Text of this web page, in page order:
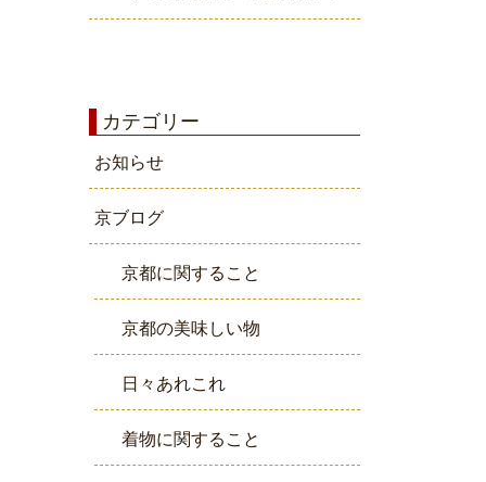
カテゴリー
お知らせ
京ブログ
京都に関すること
京都の美味しい物
日々あれこれ
着物に関すること